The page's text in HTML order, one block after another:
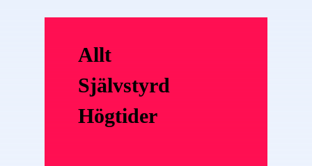
Allt
Självstyrd
Högtider